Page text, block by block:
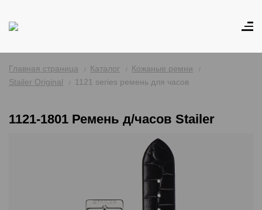
Главная страница Каталог
Кожаные ремни
Stailer Original
1121 series ремень для часов
1121-1801 Ремень д/часов Stailer